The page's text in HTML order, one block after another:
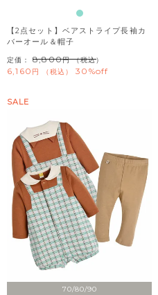
【2点セット】ベアストライプ長袖カ
バーオール＆帽子
定価： 8,800 （税込）
6,160 税込 30%off
70/80/90
SALE